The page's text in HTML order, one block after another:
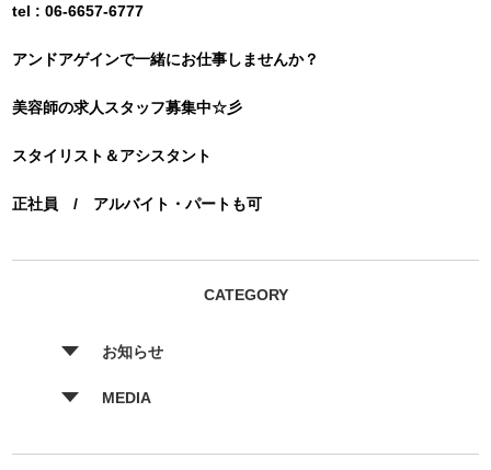
tel : 06-6657-6777
アンドアゲインで一緒にお仕事しませんか？
美容師の求人スタッフ募集中☆彡
スタイリスト＆アシスタント
正社員 / アルバイト・パートも可
CATEGORY
お知らせ
MEDIA